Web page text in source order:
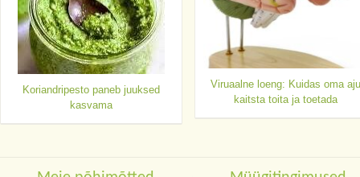
Koriandripesto paneb juuksed
kasvama
Viruaalne loeng: Kuidas oma aju
kaitsta toita ja toetada